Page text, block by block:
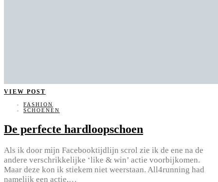
VIEW POST
FASHION
SCHOENEN
De perfecte hardloopschoen
Als ik door mijn Facebooktijdlijn scrol zie ik de ene na de
andere verschrikkelijke ‘like & win’ actie voorbijkomen.
Maar deze kon ik stiekem niet weerstaan. All4running had
namelijk een actie,…